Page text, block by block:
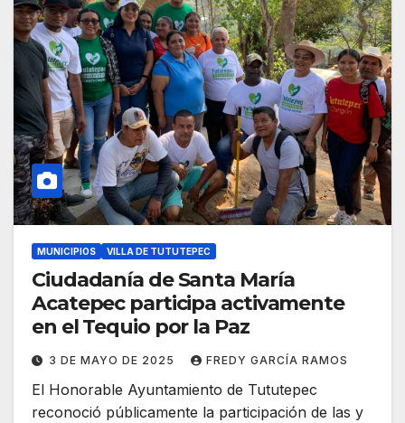
MUNICIPIOS VILLA DE TUTUTEPEC
Ciudadanía de Santa María
Acatepec participa activamente
en el Tequio por la Paz
3 DE MAYO DE 2025 FREDY GARCÍA RAMOS
El Honorable Ayuntamiento de Tututepec
reconoció públicamente la participación de las y